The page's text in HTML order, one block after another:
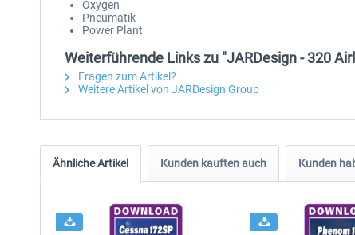
Oxygen
Pneumatik
Power Plant
Weiterführende Links zu "JARDesign - 320
Fragen zum Artikel?
Weitere Artikel von JARDesign Group
Ähnliche Artikel Kunden kauften auch Kunden